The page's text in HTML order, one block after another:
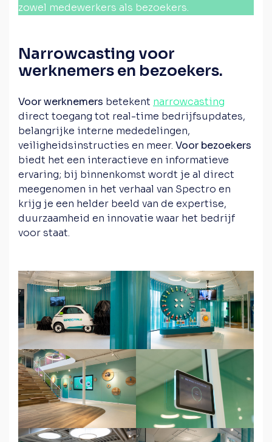
zowel medewerkers als bezoekers.
Narrowcasting voor
werknemers en bezoekers.
Voor werknemers betekent narrowcasting
direct toegang tot real-time bedrijfsupdates,
belangrijke interne mededelingen,
veiligheidsinstructies en meer. Voor bezoekers
biedt het een interactieve en informatieve
ervaring; bij binnenkomst wordt je al direct
meegenomen in het verhaal van Spectro en
krijg je een helder beeld van de expertise,
duurzaamheid en innovatie waar het bedrijf
voor staat.